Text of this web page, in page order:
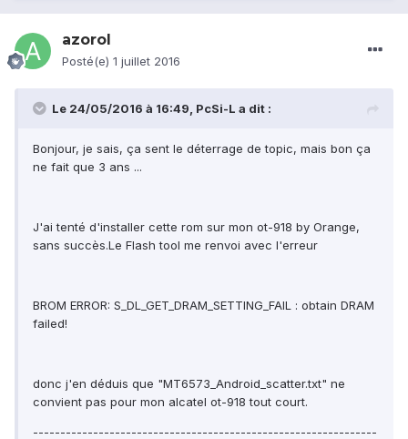
azorol
Posté(e) 1 juillet 2016
Le 24/05/2016 à 16:49, PcSi-L a dit :
Bonjour, je sais, ça sent le déterrage de topic, mais bon ça
ne fait que 3 ans ...
J'ai tenté d'installer cette rom sur mon ot-918 by Orange,
sans succès.Le Flash tool me renvoi avec l'erreur
BROM ERROR: S_DL_GET_DRAM_SETTING_FAIL : obtain DRAM
failed!
donc j'en déduis que "MT6573_Android_scatter.txt" ne
convient pas pour mon alcatel ot-918 tout court.
---------------------------------------------------------------